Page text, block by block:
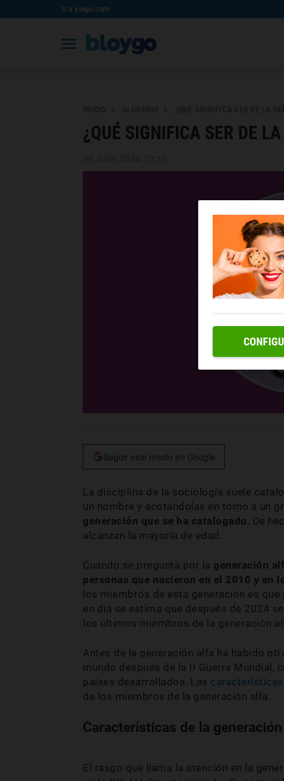
Ir a yoigo.com
¿QUÉ SIGNIFICA SER DE
Seguir este medio en Google
La disciplina de la sociología suele
un nombre y acotándolas en torno a un
generación que se ha catalogado . De
alcanzan la mayoría de edad.
Cuando se pregunta por la generación
personas que nacieron en el 2010 y en
los miembros de esta generación es que
en día se estima que después de 2024
los últimos miembros de la generación
Antes de la generación alfa ha habido
mundo después de la II Guerra Mundial,
países desarrollados. Las
de los miembros de la generación alfa.
Características de la
El rasgo que llama la atención en la